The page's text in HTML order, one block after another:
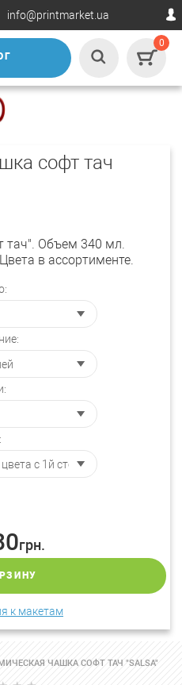
info@printmarket.ua
0
софт тач
тач". Объем 340 мл.
в ассортименте.
грн.
к макетам
ЧАШКА СОФТ ТАЧ "SALSA"